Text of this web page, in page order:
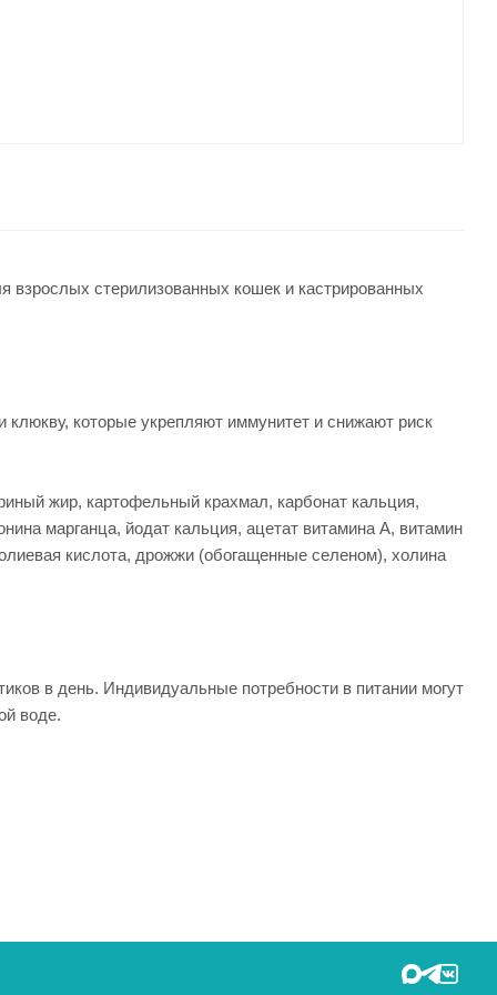
стерилизованных кошек и кастрированных
которые укрепляют иммунитет и снижают риск
жир, картофельный крахмал, карбонат кальция,
марганца, йодат кальция, ацетат витамина А, витамин
кислота, дрожжи (обогащенные селеном), холина
в день. Индивидуальные потребности в питании могут
воде.